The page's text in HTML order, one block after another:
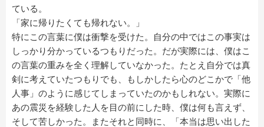
ている。
「家に帰りたくても帰れない。」
特にこの言葉に僕は衝撃を受けた。自分の中ではこの事実は
しっかり分かっているつもりだった。だが実際には、僕はこ
の言葉の重みを全く理解していなかった。たとえ自分では真
剣に考えていたつもりでも、もしかしたら心のどこかで「他
人事」のように感じてしまっていたのかもしれない。実際に
あの震災を経験した人を目の前にした時、僕は何も言えず、
そして苦しかった。またそれと同時に、「本当は思い出した